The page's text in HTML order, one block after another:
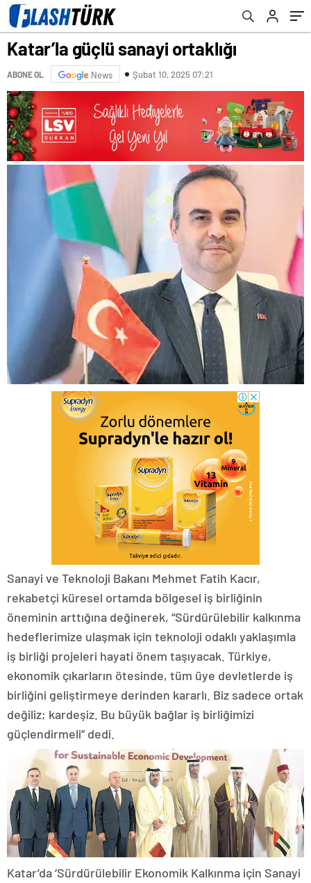
Katar’la güçlü sanayi ortaklığı
ABONE OL News Şubat 10, 2025 07:21
Sanayi ve Teknoloji Bakanı Mehmet Fatih Kacır,
rekabetçi küresel ortamda bölgesel iş birliğinin
öneminin arttığına değinerek, “Sürdürülebilir kalkınma
hedeflerimize ulaşmak için teknoloji odaklı yaklaşımla
iş birliği projeleri hayati önem taşıyacak. Türkiye,
ekonomik çıkarların ötesinde, tüm üye devletlerde iş
birliğini geliştirmeye derinden kararlı. Biz sadece ortak
değiliz; kardeşiz. Bu büyük bağlar iş birliğimizi
güçlendirmeli” dedi.
Katar’da ‘Sürdürülebilir Ekonomik Kalkınma için Sanayi